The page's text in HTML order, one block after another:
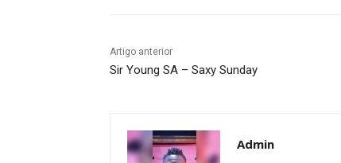
Artigo anterior
Sir Young SA – Saxy Sunday
Admin